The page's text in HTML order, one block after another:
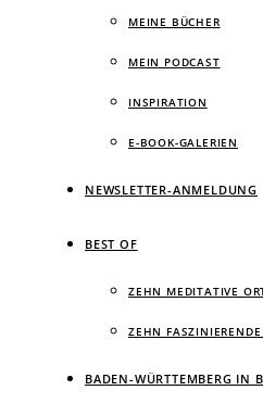
MEINE BÜCHER
MEIN PODCAST
INSPIRATION
E-BOOK-GALERIEN
NEWSLETTER-ANMELDUNG
BEST OF
ZEHN MEDITATIVE
ZEHN
BADEN-WÜRTTEMBERG IN